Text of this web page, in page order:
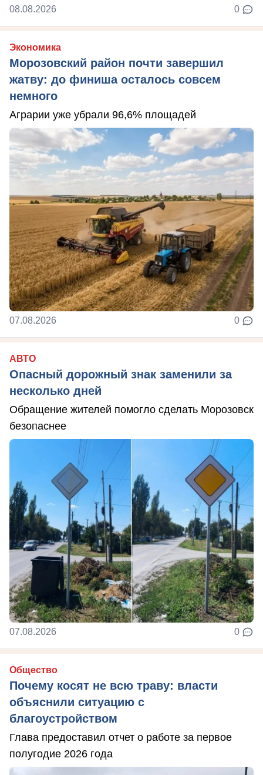
08.08.2026 0
Экономика
Морозовский район почти завершил
жатву: до финиша осталось совсем
немного
Аграрии уже убрали 96,6% площадей
07.08.2026 0
АВТО
Опасный дорожный знак заменили за
несколько дней
Обращение жителей помогло сделать Морозовск
безопаснее
07.08.2026 0
Общество
Почему косят не всю траву: власти
объяснили ситуацию с
благоустройством
Глава предоставил отчет о работе за первое
полугодие 2026 года